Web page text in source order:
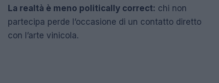
La realtà è meno politically correct: chi non
partecipa perde l’occasione di un contatto diretto
con l’arte vinicola.